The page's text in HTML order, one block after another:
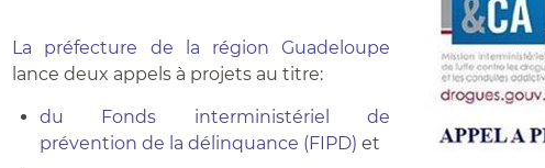
La préfecture de la région Guadeloupe
lance deux appels à projets au titre:
du Fonds interministériel de
prévention de la délinquance (FIPD) et